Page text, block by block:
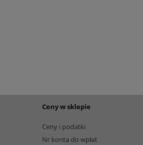
Ceny w sklepie
Ceny i podatki
Nr konta do wpłat